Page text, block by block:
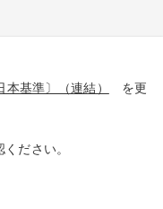
基準〕（連結）
を更
ださい。